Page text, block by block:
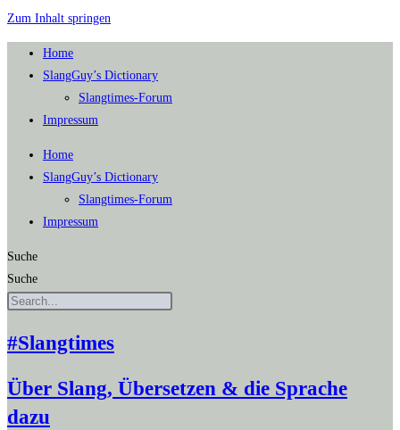
Zum Inhalt springen
Home
SlangGuy’s Dic­tion­a­ry
Slang­times-Forum
Impres­sum
Home
SlangGuy’s Dic­tion­a­ry
Slang­times-Forum
Impres­sum
Suche
Suche
#Slangtimes
Über Slang, Übersetzen & die Sprache
dazu